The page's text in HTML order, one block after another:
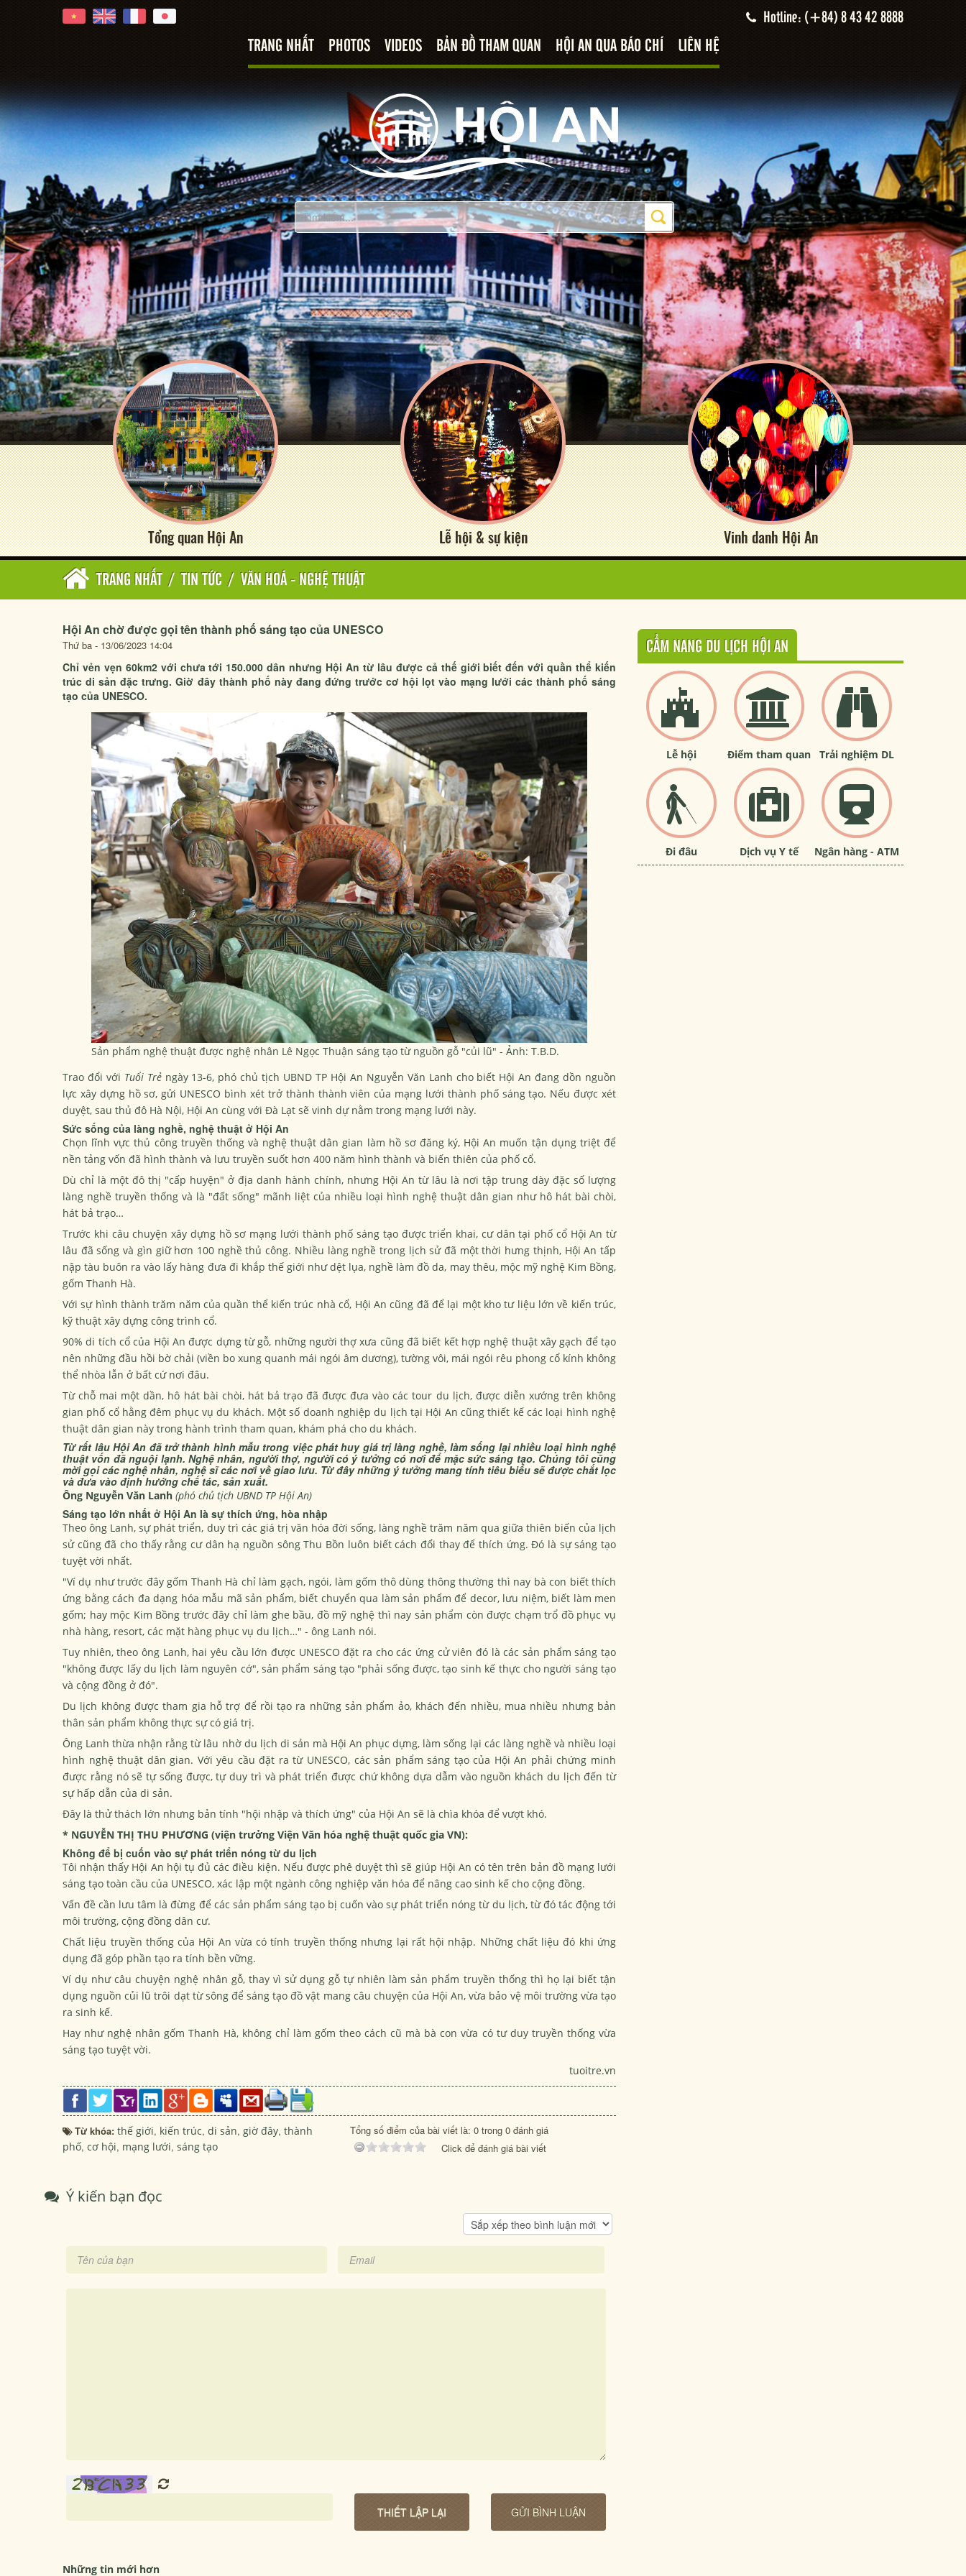
Hotline: (+84) 8 43 42 8888
TRANG NHẤT PHOTOS VIDEOS BẢN ĐỒ THAM QUAN HỘI AN QUA BÁO CHÍ LIÊN HỆ
Tổng quan Hội An Lễ hội & sự kiện Vinh danh Hội An
TRANG NHẤT / TIN TỨC / VĂN HOÁ - NGHỆ THUẬT
Hội An chờ được gọi tên thành phố sáng tạo của UNESCO
Thứ ba - 13/06/2023 14:04
Chỉ vẻn vẹn 60km2 với chưa tới 150.000 dân nhưng Hội An từ lâu được cả thế giới biết đến với quần thể kiến
trúc di sản đặc trưng. Giờ đây thành phố này đang đứng trước cơ hội lọt vào mạng lưới các thành phố sáng
tạo của UNESCO.
Sản phẩm nghệ thuật được nghệ nhân Lê Ngọc Thuận sáng tạo từ nguồn gỗ "củi lũ" - Ảnh: T.B.D.
Trao đổi với Tuổi Trẻngày 13-6, phó chủ tịch UBND TP Hội An Nguyễn Văn Lanh cho biết Hội An đang dồn nguồn
lực xây dựng hồ sơ, gửi UNESCO bình xét trở thành thành viên của mạng lưới thành phố sáng tạo. Nếu được xét
duyệt, sau thủ đô Hà Nội, Hội An cùng với Đà Lạt sẽ vinh dự nằm trong mạng lưới này.
Sức sống của làng nghề, nghệ thuật ở Hội An
Chọn lĩnh vực thủ công truyền thống và nghệ thuật dân gian làm hồ sơ đăng ký, Hội An muốn tận dụng triệt để
nền tảng vốn đã hình thành và lưu truyền suốt hơn 400 năm hình thành và biến thiên của phố cổ.
Dù chỉ là một đô thị "cấp huyện" ở địa danh hành chính, nhưng Hội An từ lâu là nơi tập trung dày đặc số lượng
làng nghề truyền thống và là "đất sống" mãnh liệt của nhiều loại hình nghệ thuật dân gian như hô hát bài chòi,
hát bả trạo…
Trước khi câu chuyện xây dựng hồ sơ mạng lưới thành phố sáng tạo được triển khai, cư dân tại phố cổ Hội An từ
lâu đã sống và gìn giữ hơn 100 nghề thủ công. Nhiều làng nghề trong lịch sử đã một thời hưng thịnh, Hội An tấp
nập tàu buôn ra vào lấy hàng đưa đi khắp thế giới như dệt lụa, nghề làm đồ da, may thêu, mộc mỹ nghệ Kim Bồng,
gốm Thanh Hà.
Với sự hình thành trăm năm của quần thể kiến trúc nhà cổ, Hội An cũng đã để lại một kho tư liệu lớn về kiến trúc,
kỹ thuật xây dựng công trình cổ.
90% di tích cổ của Hội An được dựng từ gỗ, những người thợ xưa cũng đã biết kết hợp nghệ thuật xây gạch để tạo
nên những đầu hồi bờ chải (viền bo xung quanh mái ngói âm dương), tường vôi, mái ngói rêu phong cổ kính không
thể nhòa lẫn ở bất cứ nơi đâu.
Từ chỗ mai một dần, hô hát bài chòi, hát bả trạo đã được đưa vào các tour du lịch, được diễn xướng trên không
gian phố cổ hằng đêm phục vụ du khách. Một số doanh nghiệp du lịch tại Hội An cũng thiết kế các loại hình nghệ
thuật dân gian này trong hành trình tham quan, khám phá cho du khách.
Từ rất lâu Hội An đã trở thành hình mẫu trong việc phát huy giá trị làng nghề, làm sống lại nhiều loại hình nghệ
thuật vốn đã nguội lạnh. Nghệ nhân, người thợ, người có ý tưởng có nơi để mặc sức sáng tạo. Chúng tôi cũng
mời gọi các nghệ nhân, nghệ sĩ các nơi về giao lưu. Từ đây những ý tưởng mang tính tiêu biểu sẽ được chắt lọc
và đưa vào định hướng chế tác, sản xuất.
Ông Nguyễn Văn Lanh (phó chủ tịch UBND TP Hội An)
Sáng tạo lớn nhất ở Hội An là sự thích ứng, hòa nhập
Theo ông Lanh, sự phát triển, duy trì các giá trị văn hóa đời sống, làng nghề trăm năm qua giữa thiên biến của lịch
sử cũng đã cho thấy rằng cư dân hạ nguồn sông Thu Bồn luôn biết cách đổi thay để thích ứng. Đó là sự sáng tạo
tuyệt vời nhất.
"Ví dụ như trước đây gốm Thanh Hà chỉ làm gạch, ngói, làm gốm thô dùng thông thường thì nay bà con biết thích
ứng bằng cách đa dạng hóa mẫu mã sản phẩm, biết chuyển qua làm sản phẩm để decor, lưu niệm, biết làm men
gốm; hay mộc Kim Bồng trước đây chỉ làm ghe bầu, đồ mỹ nghệ thì nay sản phẩm còn được chạm trổ đồ phục vụ
nhà hàng, resort, các mặt hàng phục vụ du lịch…" - ông Lanh nói.
Tuy nhiên, theo ông Lanh, hai yêu cầu lớn được UNESCO đặt ra cho các ứng cử viên đó là các sản phẩm sáng tạo
"không được lấy du lịch làm nguyên cớ", sản phẩm sáng tạo "phải sống được, tạo sinh kế thực cho người sáng tạo
và cộng đồng ở đó".
Du lịch không được tham gia hỗ trợ để rồi tạo ra những sản phẩm ảo, khách đến nhiều, mua nhiều nhưng bản
thân sản phẩm không thực sự có giá trị.
Ông Lanh thừa nhận rằng từ lâu nhờ du lịch di sản mà Hội An phục dựng, làm sống lại các làng nghề và nhiều loại
hình nghệ thuật dân gian. Với yêu cầu đặt ra từ UNESCO, các sản phẩm sáng tạo của Hội An phải chứng minh
được rằng nó sẽ tự sống được, tự duy trì và phát triển được chứ không dựa dẫm vào nguồn khách du lịch đến từ
sự hấp dẫn của di sản.
Đây là thử thách lớn nhưng bản tính "hội nhập và thích ứng" của Hội An sẽ là chìa khóa để vượt khó.
* NGUYỄN THỊ THU PHƯƠNG (viện trưởng Viện Văn hóa nghệ thuật quốc gia VN):
Không để bị cuốn vào sự phát triển nóng từ du lịch
Tôi nhận thấy Hội An hội tụ đủ các điều kiện. Nếu được phê duyệt thì sẽ giúp Hội An có tên trên bản đồ mạng lưới
sáng tạo toàn cầu của UNESCO, xác lập một ngành công nghiệp văn hóa để nâng cao sinh kế cho cộng đồng.
Vấn đề cần lưu tâm là đừng để các sản phẩm sáng tạo bị cuốn vào sự phát triển nóng từ du lịch, từ đó tác động tới
môi trường, cộng đồng dân cư.
Chất liệu truyền thống của Hội An vừa có tính truyền thống nhưng lại rất hội nhập. Những chất liệu đó khi ứng
dụng đã góp phần tạo ra tính bền vững.
Ví dụ như câu chuyện nghệ nhân gỗ, thay vì sử dụng gỗ tự nhiên làm sản phẩm truyền thống thì họ lại biết tận
dụng nguồn củi lũ trôi dạt từ sông để sáng tạo đồ vật mang câu chuyện của Hội An, vừa bảo vệ môi trường vừa tạo
ra sinh kế.
Hay như nghệ nhân gốm Thanh Hà, không chỉ làm gốm theo cách cũ mà bà con vừa có tư duy truyền thống vừa
sáng tạo tuyệt vời.
tuoitre.vn
Từ khóa: thế giới, kiến trúc, di sản, giờ đây, thành
phố, cơ hội, mạng lưới, sáng tạo
Tổng số điểm của bài viết là: 0 trong 0 đánh giá
Click để đánh giá bài viết
Ý kiến bạn đọc
Những tin mới hơn
CẨM NANG DU LỊCH HỘI AN
Lễ hội Điểm tham quan Trải nghiệm DL
Đi đâu Dịch vụ Y tế Ngân hàng - ATM